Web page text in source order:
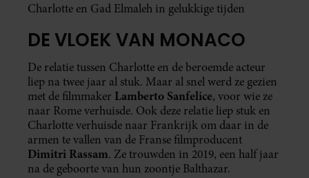
Charlotte en Gad Elmaleh in gelukkige tijden
DE VLOEK VAN MONACO
De relatie tussen Charlotte en de beroemde acteur
liep na twee jaar al stuk. Maar al snel werd ze gezien
met de filmmaker Lamberto Sanfelice, voor wie ze
naar Rome verhuisde. Ook deze relatie liep stuk en
Charlotte verhuisde naar Frankrijk om daar in de
armen te vallen van de Franse filmproducent
Dimitri Rassam. Ze trouwden in 2019, een half jaar
na de geboorte van hun zoontje Balthazar.